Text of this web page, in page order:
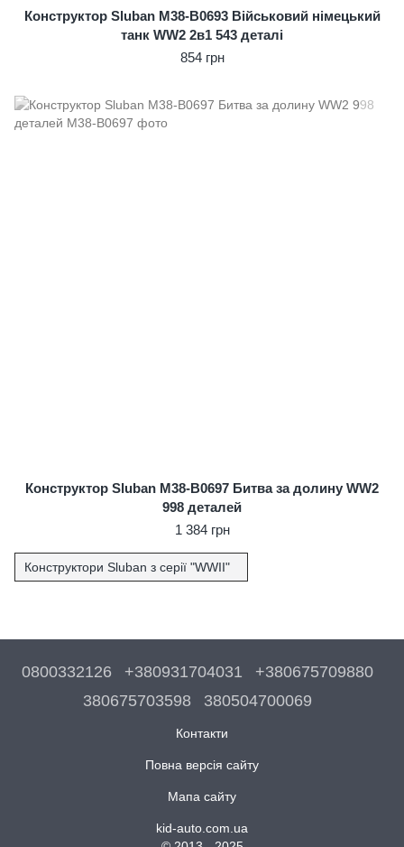
Конструктор Sluban M38-B0693 Військовий німецький
танк WW2 2в1 543 деталі
854 грн
Конструктор Sluban M38-B0697 Битва за долину WW2
998 деталей
1 384 грн
Конструктори Sluban з серії "WWII"
0800332126 +380931704031
+380675709880
380675703598
380504700069
Контакти
Повна версія сайту
Мапа сайту
kid-auto.com.ua